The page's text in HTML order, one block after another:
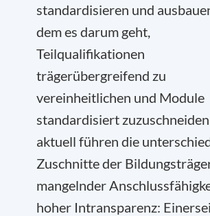
standardisieren und
dem es darum geht,
Teilqualifikationen
trägerübergreifend zu
vereinheitlichen und Module
standardisiert
aktuell führen die
Zuschnitte der
mangelnder
hoher Intransparenz: